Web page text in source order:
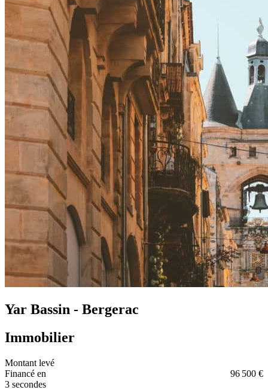
Yar Bassin - Bergerac
Immobilier
Montant levé
96 500 €
Financé en
3 secondes